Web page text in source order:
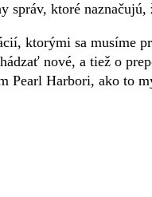
správ, ktoré
ktorými sa musíme
nové, a tiež o
Pearl Harbori, ako to